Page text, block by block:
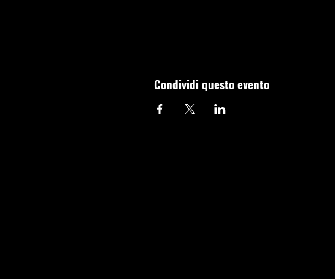
Condividi questo evento